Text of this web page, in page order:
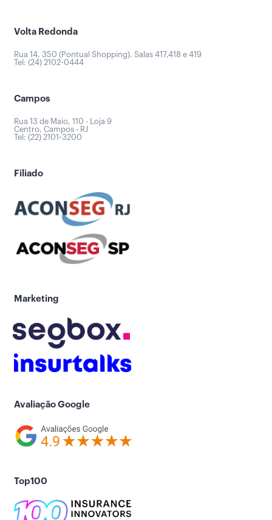
Volta Redonda
Rua 14, 350 (Pontual Shopping). Salas 417,418 e 419
Tel: (24) 2102-0444
Campos
Rua 13 de Maio, 110 - Loja 9
Centro, Campos - RJ
Tel: (22) 2101-3200
Filiado
Marketing
Avaliação Google
Top100